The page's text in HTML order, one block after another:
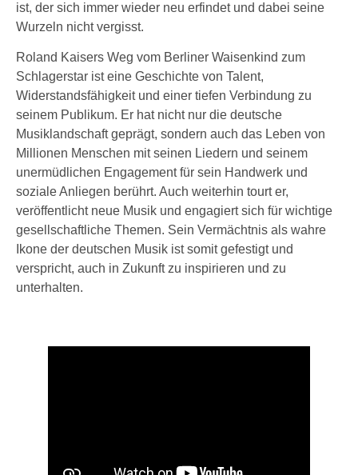
ist, der sich immer wieder neu erfindet und dabei seine
Wurzeln nicht vergisst.
Roland Kaisers Weg vom Berliner Waisenkind zum
Schlagerstar ist eine Geschichte von Talent,
Widerstandsfähigkeit und einer tiefen Verbindung zu
seinem Publikum. Er hat nicht nur die deutsche
Musiklandschaft geprägt, sondern auch das Leben von
Millionen Menschen mit seinen Liedern und seinem
unermüdlichen Engagement für sein Handwerk und
soziale Anliegen berührt. Auch weiterhin tourt er,
veröffentlicht neue Musik und engagiert sich für wichtige
gesellschaftliche Themen. Sein Vermächtnis als wahre
Ikone der deutschen Musik ist somit gefestigt und
verspricht, auch in Zukunft zu inspirieren und zu
unterhalten.